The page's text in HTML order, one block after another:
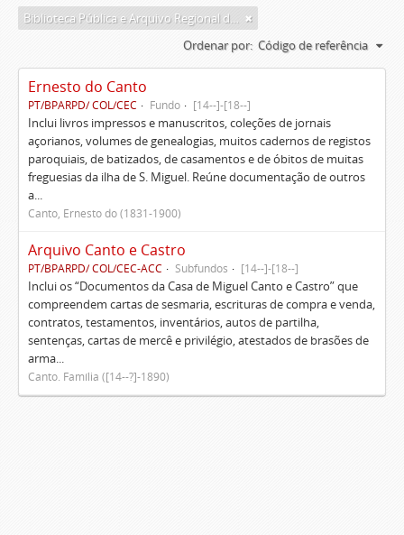
Biblioteca Pública e Arquivo Regional de Ponta Delgada
Ordenar por: Código de referência
Ernesto do Canto
PT/BPARPD/ COL/CEC Fundo [14--]-[18--]
Inclui livros impressos e manuscritos, coleções de jornais
açorianos, volumes de genealogias, muitos cadernos de registos
paroquiais, de batizados, de casamentos e de óbitos de muitas
freguesias da ilha de S. Miguel. Reúne documentação de outros
a...
Canto, Ernesto do (1831-1900)
Arquivo Canto e Castro
PT/BPARPD/ COL/CEC-ACC Subfundos [14--]-[18--]
Inclui os “Documentos da Casa de Miguel Canto e Castro” que
compreendem cartas de sesmaria, escrituras de compra e venda,
contratos, testamentos, inventários, autos de partilha,
sentenças, cartas de mercê e privilégio, atestados de brasões de
arma...
Canto. Família ([14--?]-1890)